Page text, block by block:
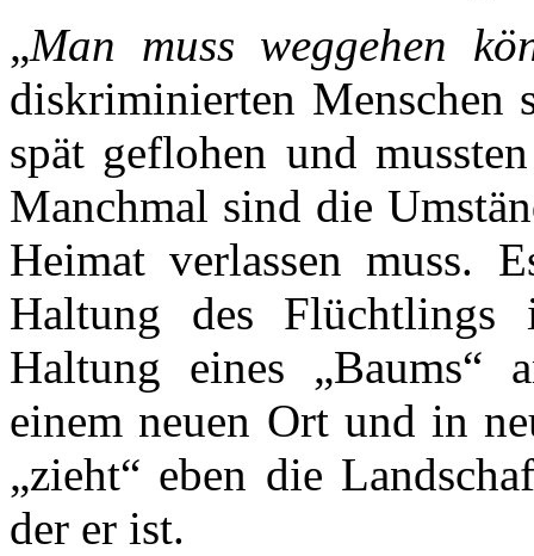
„Man muss weggehen
diskriminierten Menschen
spät geflohen und
Manchmal sind die
Heimat verlassen muss.
Haltung des
Haltung eines „Baums“
einem neuen Ort und in
„zieht“ eben die
der er ist.